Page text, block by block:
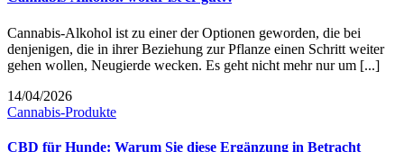
Cannabis-Alkohol ist zu einer der Optionen geworden, die bei
denjenigen, die in ihrer Beziehung zur Pflanze einen Schritt weiter
gehen wollen, Neugierde wecken. Es geht nicht mehr nur um [...]
14/04/2026
Cannabis-Produkte
CBD für Hunde: Warum Sie diese Ergänzung in Betracht